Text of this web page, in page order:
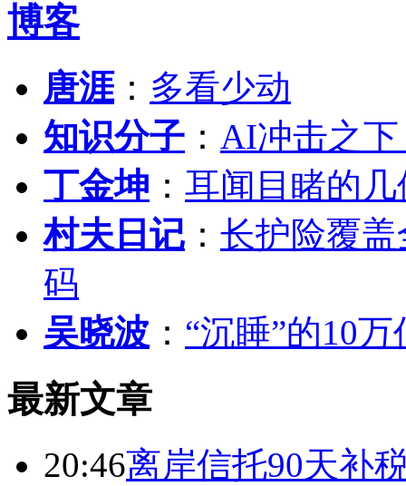
博客
唐涯： 多看少动
知识分子 ： AI冲击之
丁金坤 ： 耳闻目睹的
村夫日记 ： 长护险覆
码
吴晓波 ： “沉睡”的10
最新文章
20:46离岸信托90天补